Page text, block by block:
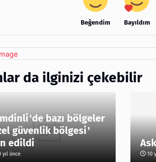
Beğendim Bayıldım
da ilginizi çekebilir
bazı bölgeler
güvenlik bölgesi'
edildi
yıl önce 10